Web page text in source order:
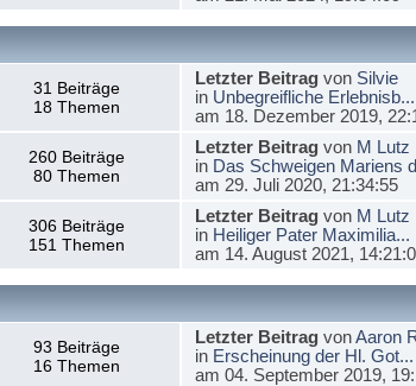
31 Beiträge
18 Themen
Letzter Beitragvon Silvie
in Unbegreifliche Erlebnisb...
am 18. Dezember 2019,
260 Beiträge
80 Themen
Letzter Beitragvon M Lutz
in Das Schweigen Mariens
am 29. Juli 2020, 21:34:55
306 Beiträge
151 Themen
Letzter Beitragvon M Lutz
in Heiliger Pater Maximilia...
am 14. August 2021,
93 Beiträge
16 Themen
Letzter BeitragvonAaron
in Erscheinung der Hl. Got...
am 04. September 2019,